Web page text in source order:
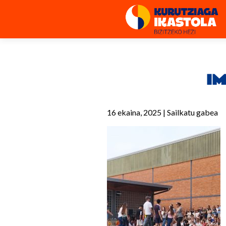
16 ekaina, 2025 | Sailkatu gabea